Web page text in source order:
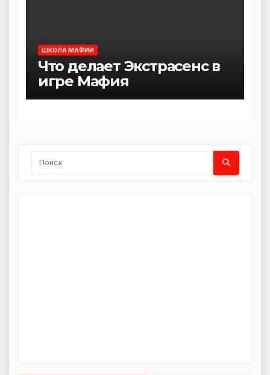
ШКОЛА МАФИИ
Что делает Экстрасенс в
игре Мафия